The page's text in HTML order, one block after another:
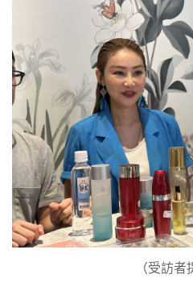
（受訪者